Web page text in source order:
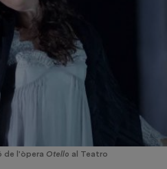
de l'òpera Otello al Teatro